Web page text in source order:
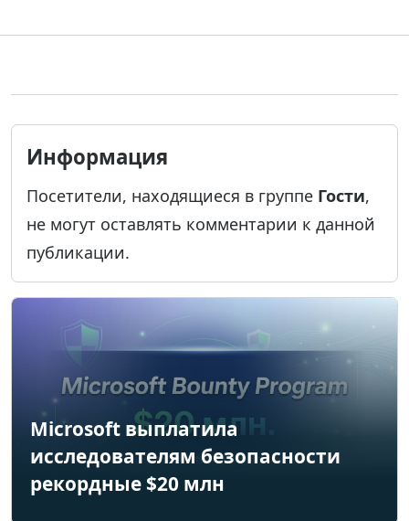
Информация
Посетители, находящиеся в группе Гости,
не могут оставлять комментарии к данной
публикации.
Microsoft выплатила
исследователям безопасности
рекордные $20 млн